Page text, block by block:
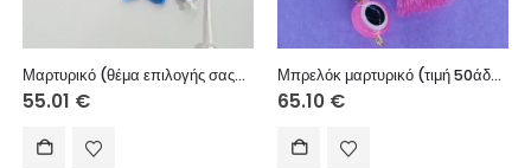
Μαρτυρικό (θέμα επιλογής σας), (τιμή 50άδας)
55.01 €
Μπρελόκ μαρτυρικό (τιμή 50άδας)
65.10 €